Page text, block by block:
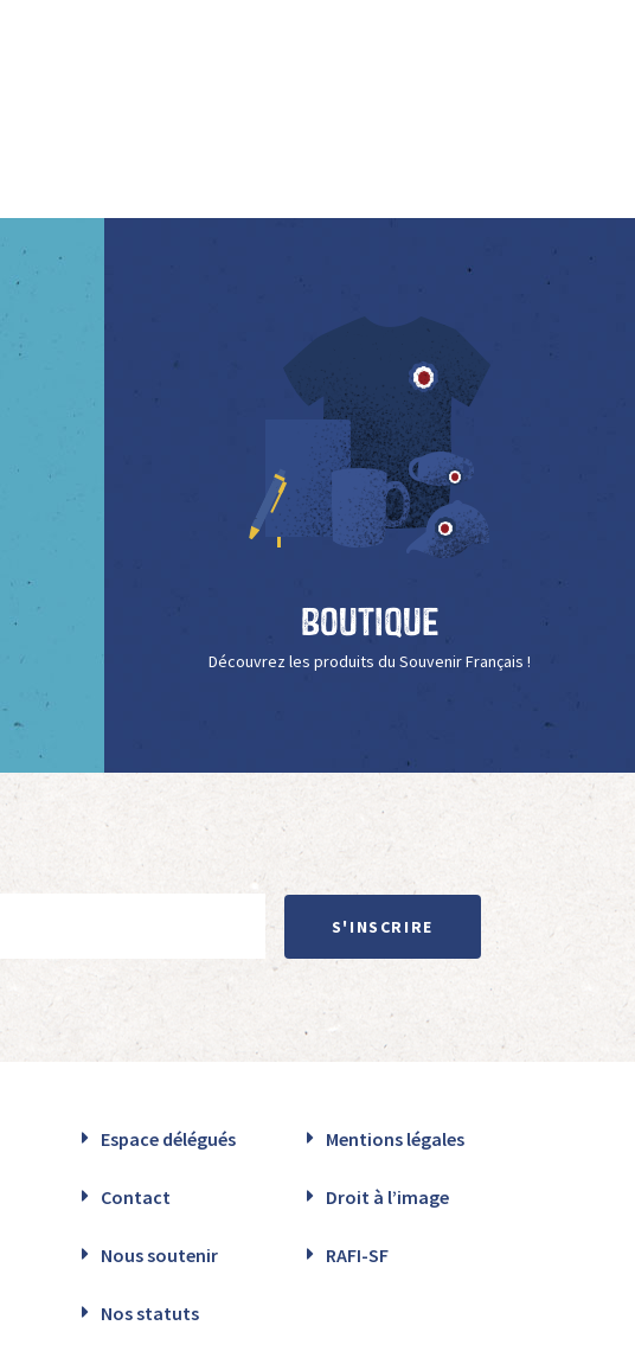
Boutique
Découvrez les produits du Souvenir Français !
S'INSCRIRE
Espace délégués Mentions légales
Contact Droit à l’image
Nous soutenir RAFI-SF
Nos statuts